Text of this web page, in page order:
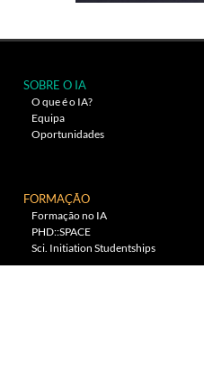
SOBRE O IA
O que é o IA?
Equipa
Oportunidades
FORMAÇÃO
Formação no IA
PHD::SPACE
Sci. Initiation Studentships